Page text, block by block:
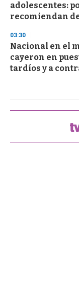
adolescentes:
recomiendan
03:30
Nacional en el
cayeron en
tardíos y a